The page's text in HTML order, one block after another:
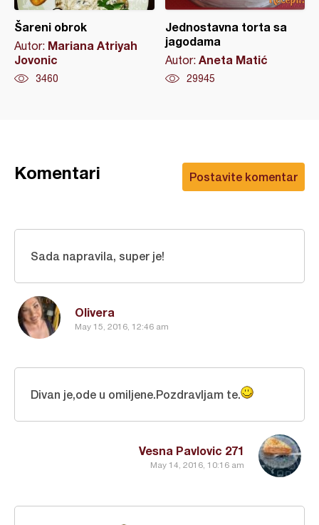
Šareni obrok
Autor: Mariana Atriyah
Jovonic
3460
Jednostavna torta sa
jagodama
Autor: Aneta Matić
29945
Postavite komentar
Komentari
Olivera
May 15, 2016, 12:46 am
Sada napravila, super je!
Vesna Pavlovic 271
May 14, 2016, 10:16 am
Divan je,ode u omiljene.Pozdravljam te.